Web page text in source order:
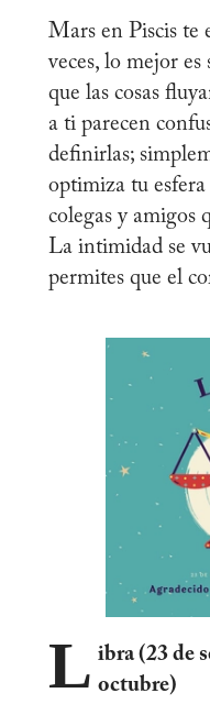
Mars en Piscis te
veces, lo mejor
que las cosas
a ti parecen
definirlas;
optimiza tu
colegas y amigos
La intimidad se
permites que el
L ibra (23 de
octubre)